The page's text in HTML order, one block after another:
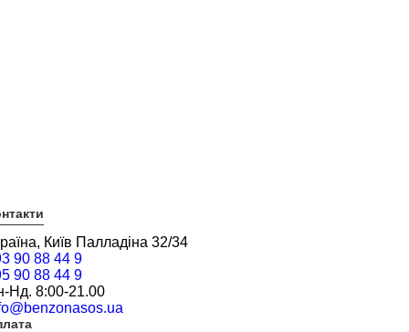
Київ Палладіна 32/34
90 88 44 9
90 88 44 9
Нд. 8:00-21.00